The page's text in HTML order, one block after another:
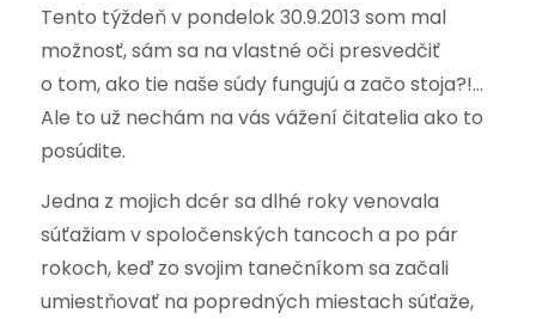
Tento týždeň v pondelok 30.9.2013 som mal
možnosť, sám sa na vlastné oči presvedčiť
o tom, ako tie naše súdy fungujú a začo stoja?!…
Ale to už nechám na vás vážení čitatelia ako to
posúdite.
Jedna z mojich dcér sa dlhé roky venovala
súťažiam v spoločenských tancoch a po pár
rokoch, keď zo svojim tanečníkom sa začali
umiestňovať na popredných miestach súťaže,